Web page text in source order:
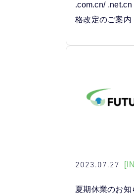
.com.cn/
格改定のご案内
2023.07.27
夏期休業のお知